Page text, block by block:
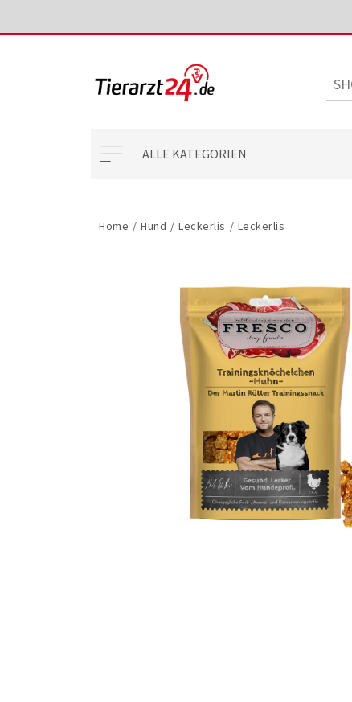
ALLE KATEGORIEN
Home / Hund / Leckerlis / Leckerlis